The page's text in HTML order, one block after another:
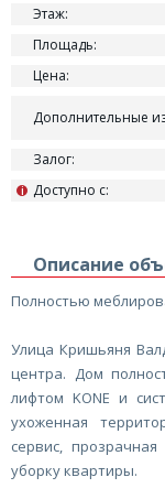
Этаж:
Площадь:
Цена:
Дополнительные
Залог:
Доступно с:
i
Описание
Полностью
Улица Кришьяня
центра. Дом
лифтом KONE и
ухоженная
сервис,
уборку квартиры.